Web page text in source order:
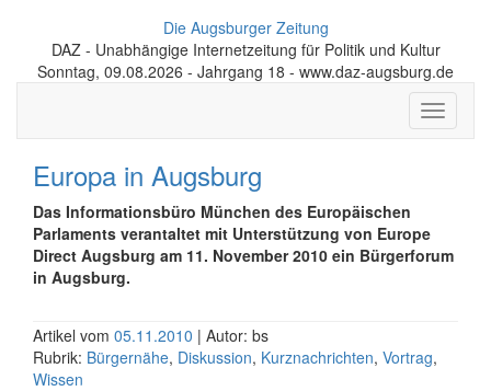
Die Augsburger Zeitung
DAZ - Unabhängige Internetzeitung für Politik und Kultur
Sonntag, 09.08.2026 - Jahrgang 18 - www.daz-augsburg.de
Toggle
Europa in Augsburg
Das Informationsbüro München des Europäischen
Parlaments verantaltet mit Unterstützung von Europe
Direct Augsburg am 11. November 2010 ein Bürgerforum
in Augsburg.
Artikel vom 05.11.2010 | Autor: bs
Rubrik: Bürgernähe, Diskussion, Kurznachrichten, Vortrag,
Wissen